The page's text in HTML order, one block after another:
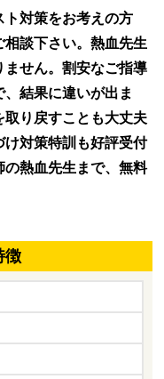
ト対策をお考えの方
談下さい。熱血先生
せん。割安なご指導
結果に違いが出ま
り戻すことも大丈夫
対策特訓も好評受付
熱血先生まで、無料
徴